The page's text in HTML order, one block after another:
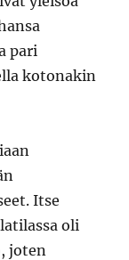
pari
kotonakin
Itse
oli
joten